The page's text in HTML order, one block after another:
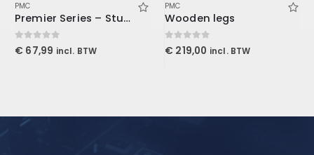
PMC
Premier Series – Studio & Live XLR Cable 15′ (4.6 m)
0out of 5
€ 67,99 incl. BTW
PMC
Wooden legs
0out of 5
€ 219,00 incl. BTW